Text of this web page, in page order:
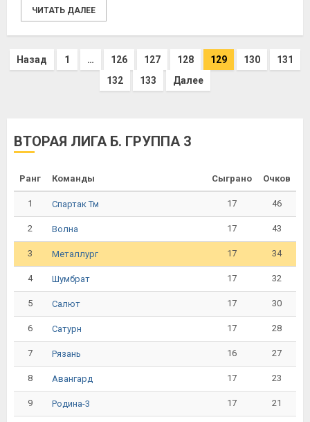
ЧИТАТЬ ДАЛЕЕ
Назад 1 … 126 127 128 129 130
131
132
133 Далее
ВТОРАЯ ЛИГА Б. ГРУППА 3
Ранг Команды Сыграно Очков
1 Спартак Тм 17 46
2 Волна 17 43
3 Металлург 17 34
4 Шумбрат 17 32
5 Салют 17 30
6 Сатурн 17 28
7 Рязань 16 27
8 Авангард 17 23
9 Родина-3 17 21